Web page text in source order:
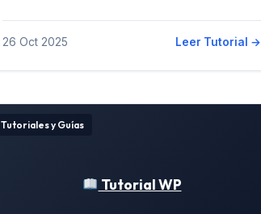
26 Oct 2025 Leer Tutorial →
Tutorial WP
Tutoriales y Guías